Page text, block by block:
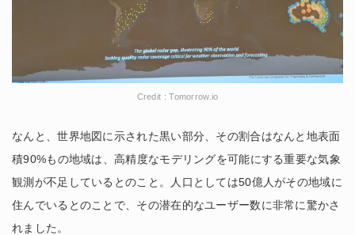
Credit : Tomorrow.io
なんと、世界地図に示された黒い部分、その割合はなんと地表面
積90%もの地域は、高精度なモデリングを可能にする重要な気象
観測が不足しているとのこと。人口としては50億人がその地域に
住んでいるとのことで、その潜在的なユーザー数に非常に驚かさ
れました。